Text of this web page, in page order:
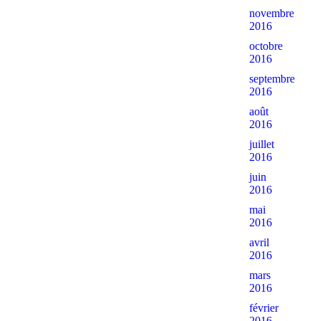
novembre
2016
octobre
2016
septembre
2016
août
2016
juillet
2016
juin
2016
mai
2016
avril
2016
mars
2016
février